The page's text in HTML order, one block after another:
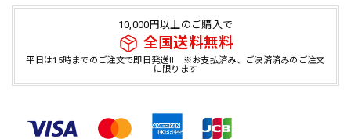
10,000円以上のご購入で
全国送料無料
平日は15時までのご注文で即日発送!! ※お支払済み、ご決済済みのご注文
に限ります